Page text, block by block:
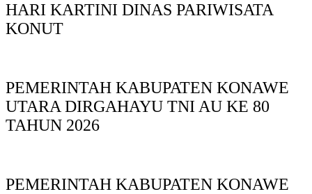
HARI KARTINI DINAS PARIWISATA
KONUT
PEMERINTAH KABUPATEN KONAWE
UTARA DIRGAHAYU TNI AU KE 80
TAHUN 2026
PEMERINTAH KABUPATEN KONAWE